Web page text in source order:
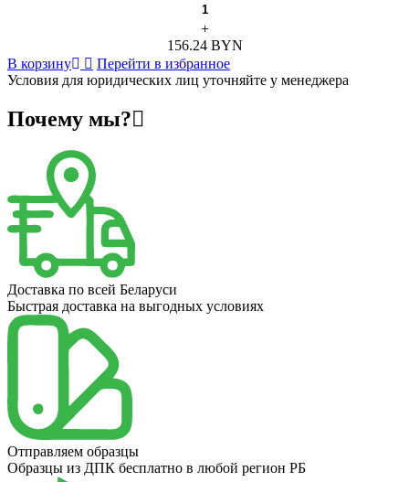
+
156.24 BYN
В корзину
Перейти в избранное
Условия для юридических лиц уточняйте у менеджера
Почему мы?
Доставка по всей Беларуси
Быстрая доставка на выгодных условиях
Отправляем образцы
Образцы из ДПК бесплатно в любой регион РБ